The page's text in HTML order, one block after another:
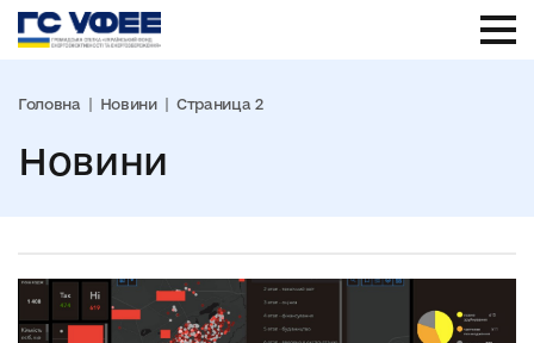
Головна Новини Страница 2
Новини